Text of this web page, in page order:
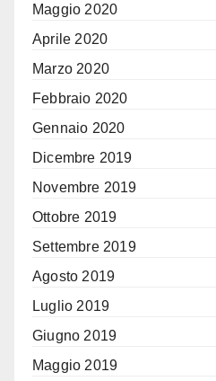
Maggio 2020
Aprile 2020
Marzo 2020
Febbraio 2020
Gennaio 2020
Dicembre 2019
Novembre 2019
Ottobre 2019
Settembre 2019
Agosto 2019
Luglio 2019
Giugno 2019
Maggio 2019